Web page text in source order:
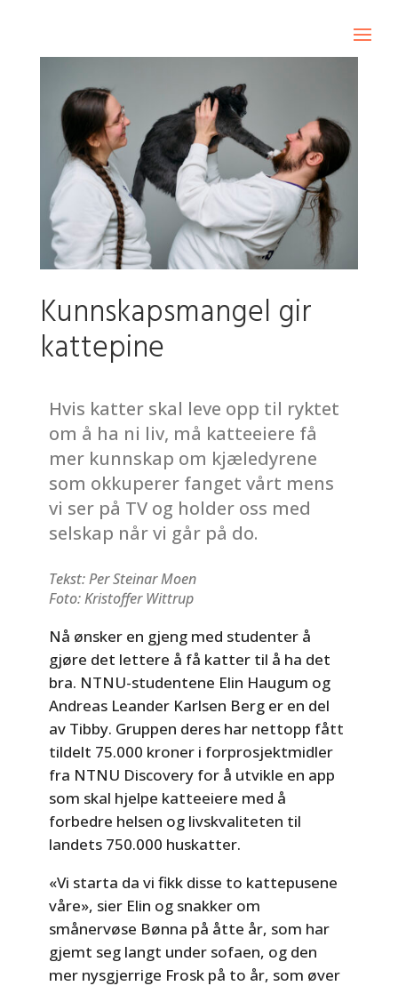
Kunnskapsmangel gir
kattepine
Hvis katter skal leve opp til ryktet
om å ha ni liv, må katteeiere få
mer kunnskap om kjæledyrene
som okkuperer fanget vårt mens
vi ser på TV og holder oss med
selskap når vi går på do.
Tekst: Per Steinar Moen
Foto: Kristoffer Wittrup
Nå ønsker en gjeng med studenter å
gjøre det lettere å få katter til å ha det
bra. NTNU-studentene Elin Haugum og
Andreas Leander Karlsen Berg er en del
av Tibby. Gruppen deres har nettopp fått
tildelt 75.000 kroner i forprosjektmidler
fra NTNU Discovery for å utvikle en app
som skal hjelpe katteeiere med å
forbedre helsen og livskvaliteten til
landets 750.000 huskatter.
«Vi starta da vi fikk disse to kattepusene
våre», sier Elin og snakker om
smånervøse Bønna på åtte år, som har
gjemt seg langt under sofaen, og den
mer nysgjerrige Frosk på to år, som øver